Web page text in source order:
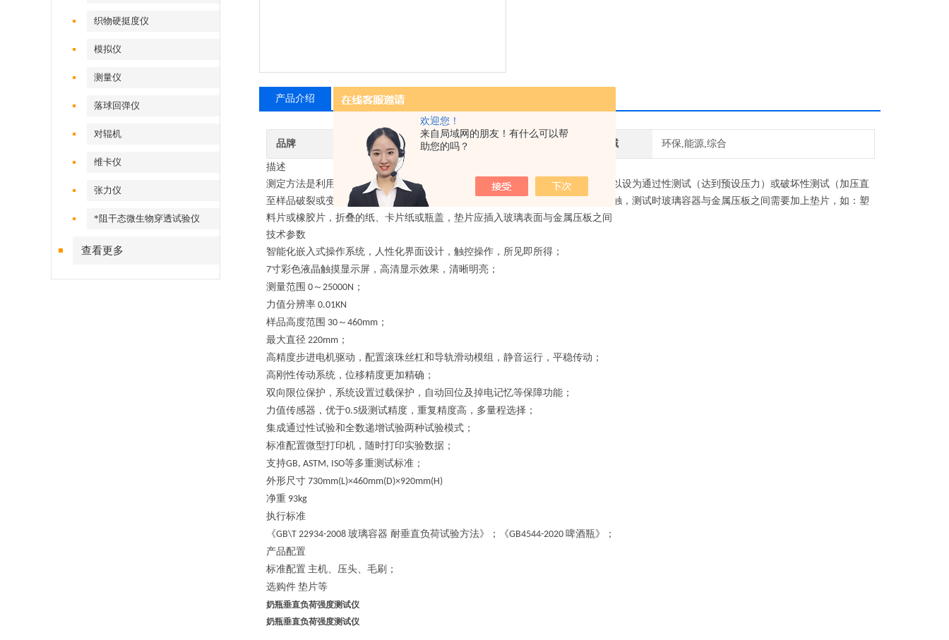
欢迎您！
来自局域网的朋友！有什么可以帮
助您的吗？
织物硬挺度仪
模拟仪
测量仪
落球回弹仪
对辊机
维卡仪
张力仪
*阻干态微生物穿透试验仪
查看更多
产品介绍 相关产品
品牌 其他品牌 应用领域 环保,能源,综合
描述
测定方法是利用上下两块水平的钢制压板来实现加压，对样品的垂直压力测试可以设为通过性测试（达到预设压力）或破坏性测试（加压直
至样品破裂或变形）。为了得到一个稳定的负载，并且防止玻璃与金属之间的接触，测试时玻璃容器与金属压板之间需要加上垫片，如：塑
料片或橡胶片，折叠的纸、卡片纸或瓶盖，垫片应插入玻璃表面与金属压板之间
技术参数
智能化嵌入式操作系统，人性化界面设计，触控操作，所见即所得；
7寸彩色液晶触摸显示屏，高清显示效果，清晰明亮；
测量范围 0 ～ 25000N ；
力值分辨率 0.01KN
样品高度范围 30 ～ 460mm ；
最大直径 220mm ；
高精度步进电机驱动，配置滚珠丝杠和导轨滑动模组，静音运行，平稳传动；
高刚性传动系统，位移精度更加精确；
双向限位保护，系统设置过载保护，自动回位及掉电记忆等保障功能；
力值传感器，优于0.5级测试精度，重复精度高，多量程选择；
集成通过性试验和全数递增试验两种试验模式；
标准配置微型打印机，随时打印实验数据；
支持GB, ASTM, ISO等多重测试标准；
外形尺寸 730mm(L)×460mm(D)×920mm(H)
净重 93kg
执行标准
《GB\T 22934-2008 玻璃容器 耐垂直负荷试验方法》；《GB4544-2020 啤酒瓶》；
产品配置
标准配置 主机、压头、毛刷；
选购件 垫片等
奶瓶垂直负荷强度测试仪
奶瓶垂直负荷强度测试仪